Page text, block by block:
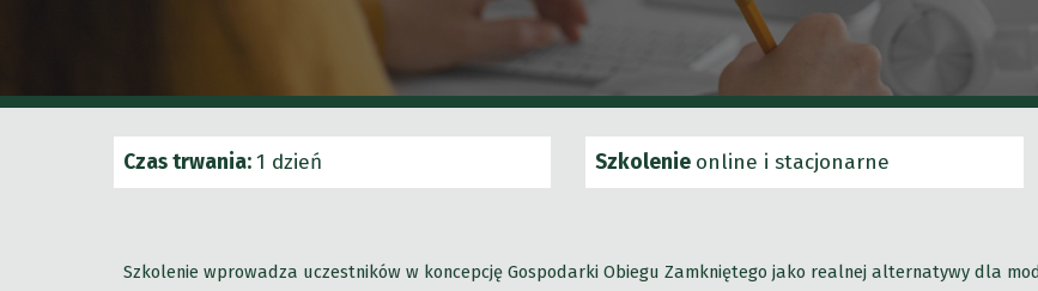
Czas trwania:1 dzień Szkolenie online istacjonarne
Szkolenie wprowadza uczestników w koncepcję Gospodarki Obiegu Zamkniętego jako realnej alternatywy dla